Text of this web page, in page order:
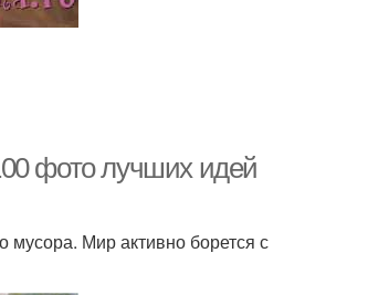
фото лучших идей
мусора. Мир активно борется с